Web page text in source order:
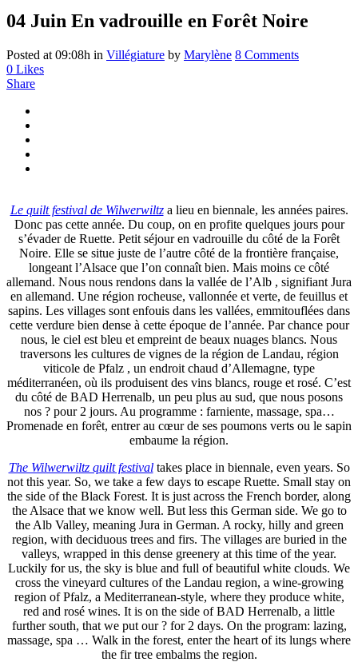
04 Juin En vadrouille en Forêt Noire
Posted at 09:08h in Villégiature by Marylène 8 Comments
0 Likes
Share
Le quilt festival de Wilwerwiltza lieu en biennale, les années paires.
Donc pas cette année. Du coup, on en profite quelques jours pour
s’évader de Ruette. Petit séjour en vadrouille du côté de la Forêt
Noire. Elle se situe juste de l’autre côté de la frontière française,
longeant l’Alsace que l’on connaît bien. Mais moins ce côté
allemand. Nous nous rendons dans la vallée de l’Alb , signifiant Jura
en allemand. Une région rocheuse, vallonnée et verte, de feuillus et
sapins. Les villages sont enfouis dans les vallées, emmitouflées dans
cette verdure bien dense à cette époque de l’année. Par chance pour
nous, le ciel est bleu et empreint de beaux nuages blancs. Nous
traversons les cultures de vignes de la région de Landau, région
viticole de Pfalz , un endroit chaud d’Allemagne, type
méditerranéen, où ils produisent des vins blancs, rouge et rosé. C’est
du côté de BAD Herrenalb, un peu plus au sud, que nous posons
nos ? pour 2 jours. Au programme : farniente, massage, spa…
Promenade en forêt, entrer au cœur de ses poumons verts ou le sapin
embaume la région.
The Wilwerwiltz quilt festivaltakes place in biennale, even years. So
not this year. So, we take a few days to escape Ruette. Small stay on
the side of the Black Forest. It is just across the French border, along
the Alsace that we know well. But less this German side. We go to
the Alb Valley, meaning Jura in German. A rocky, hilly and green
region, with deciduous trees and firs. The villages are buried in the
valleys, wrapped in this dense greenery at this time of the year.
Luckily for us, the sky is blue and full of beautiful white clouds. We
cross the vineyard cultures of the Landau region, a wine-growing
region of Pfalz, a Mediterranean-style, where they produce white,
red and rosé wines. It is on the side of BAD Herrenalb, a little
further south, that we put our ? for 2 days. On the program: lazing,
massage, spa … Walk in the forest, enter the heart of its lungs where
the fir tree embalms the region.